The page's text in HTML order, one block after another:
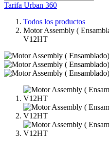
Tarifa Urban 360
Todos los productos
Motor Assembly (
V12HT